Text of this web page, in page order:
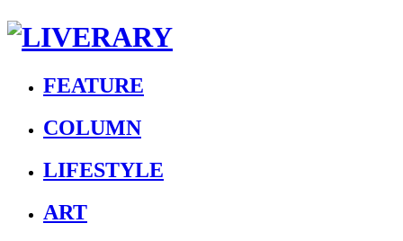
FEATURE
COLUMN
LIFESTYLE
ART